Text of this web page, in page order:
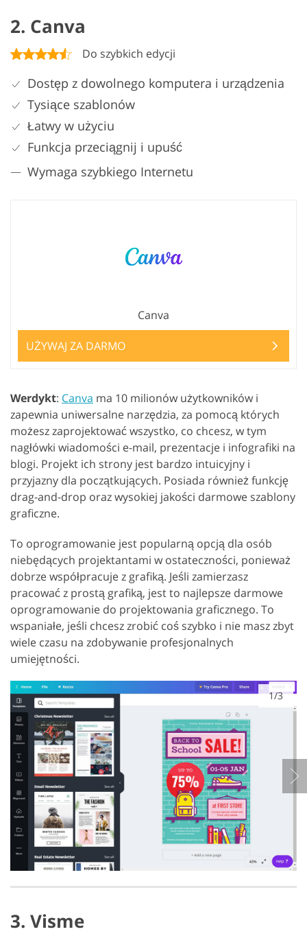
2. Canva
Do szybkich edycji
Dostęp z dowolnego komputera i urządzenia
Tysiące szablonów
Łatwy w użyciu
Funkcja przeciągnij i upuść
Wymaga szybkiego Internetu
Canva
UŻYWAJ ZA DARMO
Werdykt: Canva ma 10 milionów użytkowników i
zapewnia uniwersalne narzędzia, za pomocą których
możesz zaprojektować wszystko, co chcesz, w tym
nagłówki wiadomości e-mail, prezentacje i infografiki na
blogi. Projekt ich strony jest bardzo intuicyjny i
przyjazny dla początkujących. Posiada również funkcję
drag-and-drop oraz wysokiej jakości darmowe szablony
graficzne.
To oprogramowanie jest popularną opcją dla osób
niebędących projektantami w ostateczności, ponieważ
dobrze współpracuje z grafiką. Jeśli zamierzasz
pracować z prostą grafiką, jest to najlepsze darmowe
oprogramowanie do projektowania graficznego. To
wspaniałe, jeśli chcesz zrobić coś szybko i nie masz zbyt
wiele czasu na zdobywanie profesjonalnych
umiejętności.
1/3
3. Visme